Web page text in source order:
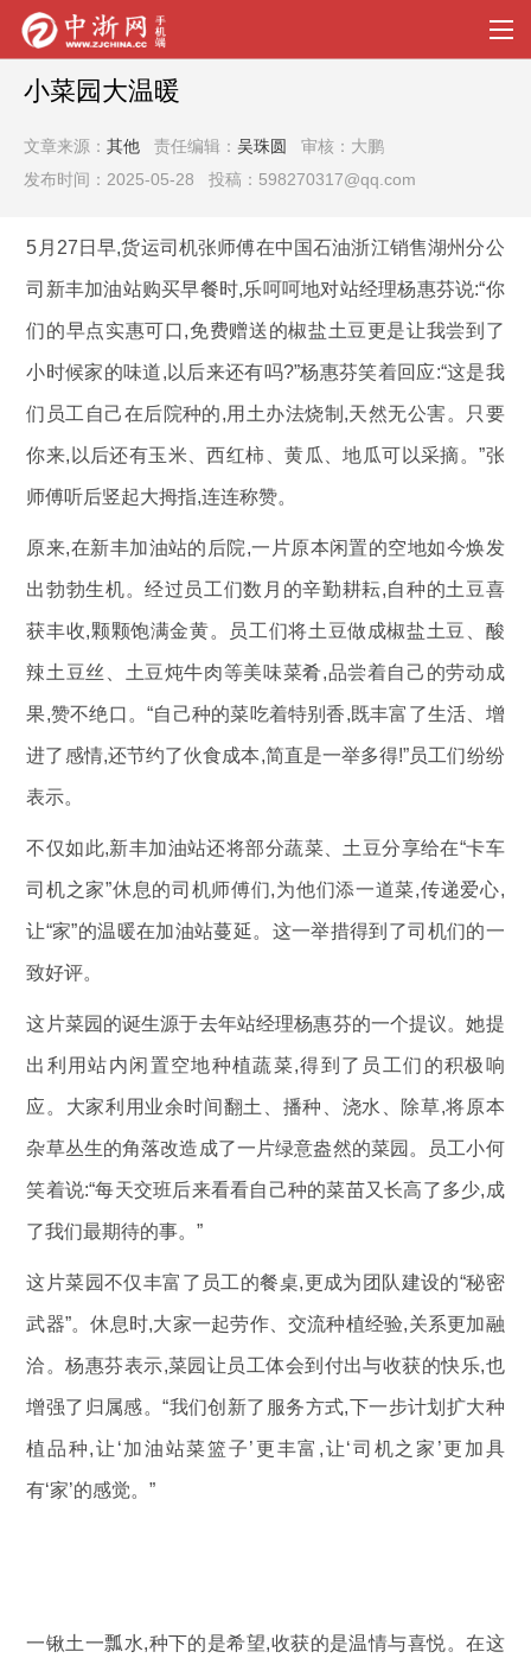
小菜园大温暖
文章来源： 其他 责任编辑： 吴珠圆
审核：大鹏
发布时间：2025-05-28 投稿：598270317@qq.com
5月27日早,货运司机张师傅在中国石油浙江销售湖州分公
司新丰加油站购买早餐时,乐呵呵地对站经理杨惠芬说:“你
们的早点实惠可口,免费赠送的椒盐土豆更是让我尝到了
小时候家的味道,以后来还有吗?”杨惠芬笑着回应:“这是我
们员工自己在后院种的,用土办法烧制,天然无公害。只要
你来,以后还有玉米、西红柿、黄瓜、地瓜可以采摘。”张
师傅听后竖起大拇指,连连称赞。
原来,在新丰加油站的后院,一片原本闲置的空地如今焕发
出勃勃生机。经过员工们数月的辛勤耕耘,自种的土豆喜
获丰收,颗颗饱满金黄。员工们将土豆做成椒盐土豆、酸
辣土豆丝、土豆炖牛肉等美味菜肴,品尝着自己的劳动成
果,赞不绝口。“自己种的菜吃着特别香,既丰富了生活、增
进了感情,还节约了伙食成本,简直是一举多得!”员工们纷纷
表示。
不仅如此,新丰加油站还将部分蔬菜、土豆分享给在“卡车
司机之家”休息的司机师傅们,为他们添一道菜,传递爱心,
让“家”的温暖在加油站蔓延。这一举措得到了司机们的一
致好评。
这片菜园的诞生源于去年站经理杨惠芬的一个提议。她提
出利用站内闲置空地种植蔬菜,得到了员工们的积极响
应。大家利用业余时间翻土、播种、浇水、除草,将原本
杂草丛生的角落改造成了一片绿意盎然的菜园。员工小何
笑着说:“每天交班后来看看自己种的菜苗又长高了多少,成
了我们最期待的事。”
这片菜园不仅丰富了员工的餐桌,更成为团队建设的“秘密
武器”。休息时,大家一起劳作、交流种植经验,关系更加融
洽。杨惠芬表示,菜园让员工体会到付出与收获的快乐,也
增强了归属感。“我们创新了服务方式,下一步计划扩大种
植品种,让‘加油站菜篮子’更丰富,让‘司机之家’更加具
有‘家’的感觉。”
一锹土一瓢水,种下的是希望,收获的是温情与喜悦。在这